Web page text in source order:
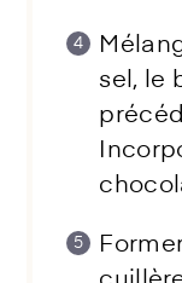
sel, le